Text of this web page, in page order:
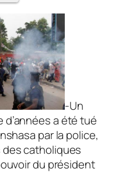
-Un
d’années a été tué
par la police,
des catholiques
du président